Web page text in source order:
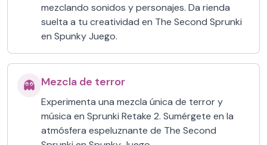
mezclando sonidos y personajes. Da rienda
suelta a tu creatividad en The Second Sprunki
en Spunky Juego.
👻 Mezcla de terror
Experimenta una mezcla única de terror y
música en Sprunki Retake 2. Sumérgete en la
atmósfera espeluznante de The Second